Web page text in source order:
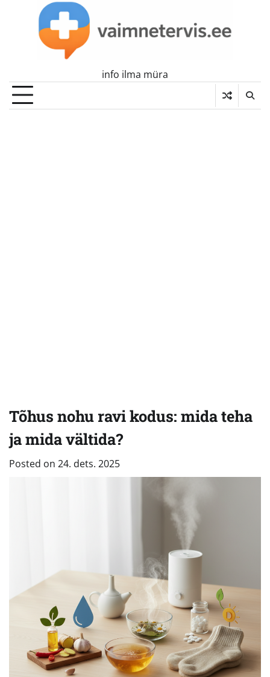
info ilma müra
Tõhus nohu ravi kodus: mida teha
ja mida vältida?
Posted on 24. dets. 2025